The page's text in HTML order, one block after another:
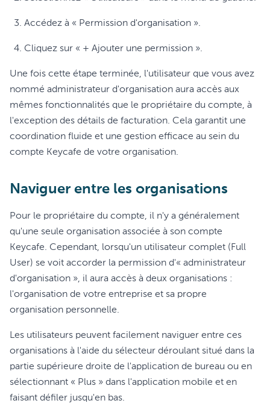
Accédez à « Permission d'organisation ».
Cliquez sur « + Ajouter une permission ».
Une fois cette étape terminée, l'utilisateur que vous avez
nommé administrateur d'organisation aura accès aux
mêmes fonctionnalités que le propriétaire du compte, à
l'exception des détails de facturation. Cela garantit une
coordination fluide et une gestion efficace au sein du
compte Keycafe de votre organisation.
Naviguer entre les organisations
Pour le propriétaire du compte, il n'y a généralement
qu'une seule organisation associée à son compte
Keycafe. Cependant, lorsqu'un utilisateur complet (Full
User) se voit accorder la permission d'« administrateur
d'organisation », il aura accès à deux organisations :
l'organisation de votre entreprise et sa propre
organisation personnelle.
Les utilisateurs peuvent facilement naviguer entre ces
organisations à l'aide du sélecteur déroulant situé dans la
partie supérieure droite de l'application de bureau ou en
sélectionnant « Plus » dans l'application mobile et en
faisant défiler jusqu'en bas.